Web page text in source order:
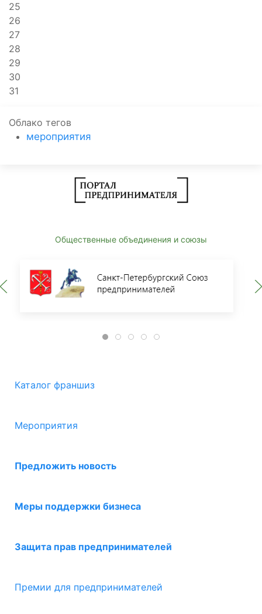
25
26
27
28
29
30
31
Облако тегов
мероприятия
Общественные объединения и союзы
Каталог франшиз
Мероприятия
Предложить новость
Меры поддержки бизнеса
Защита прав предпринимателей
Премии для предпринимателей